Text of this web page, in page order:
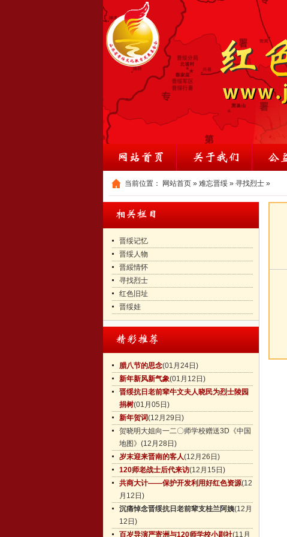
当前位置： 网站首页 » 难忘晋绥 » 寻找烈士 »
晋绥记忆
晋绥人物
晋綏情怀
寻找烈士
红色旧址
晋绥娃
腊八节的思念(01月24日)
新年新风新气象(01月12日)
晋绥抗日老前辈牛文夫人晓民为烈士陵园
捐树(01月05日)
新年贺词(12月29日)
贺晓明大姐向一二〇师学校赠送3D《中国
地图》 (12月28日)
岁末迎来晋南的客人(12月26日)
120师老战士后代来访(12月15日)
共商大计——保护开发利用好红色资源(12
月12日)
沉痛悼念晋绥抗日老前辈支桂兰阿姨(12月
12日)
百岁导演严寄洲与120师学校小剧社(11月